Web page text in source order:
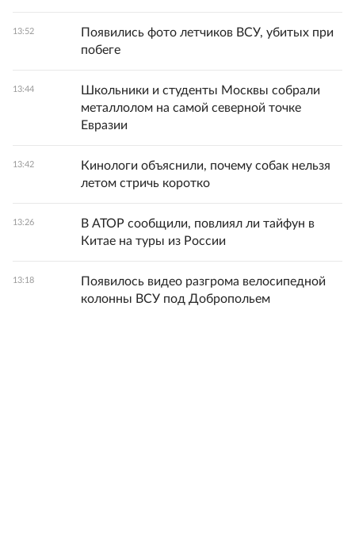
13:52
Появились фото летчиков ВСУ, убитых при
побеге
13:44
Школьники и студенты Москвы собрали
металлолом на самой северной точке
Евразии
13:42
Кинологи объяснили, почему собак нельзя
летом стричь коротко
13:26
В АТОР сообщили, повлиял ли тайфун в
Китае на туры из России
13:18
Появилось видео разгрома велосипедной
колонны ВСУ под Добропольем